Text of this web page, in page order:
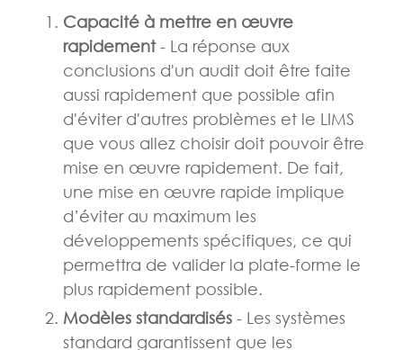
Capacité à mettre en œuvre
rapidement- La réponse aux
conclusions d'un audit doit être faite
aussi rapidement que possible afin
d'éviter d'autres problèmes et le LIMS
que vous allez choisir doit pouvoir être
mise en œuvre rapidement. De fait,
une mise en œuvre rapide implique
d’éviter au maximum les
développements spécifiques, ce qui
permettra de valider la plate-forme le
plus rapidement possible.
Modèles standardisés - Les systèmes
standard garantissent que les